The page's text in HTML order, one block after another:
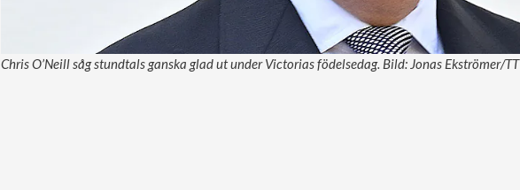
Chris O’Neill såg stundtals ganska glad ut under Victorias födelsedag. Bild: Jonas Ekströmer/TT